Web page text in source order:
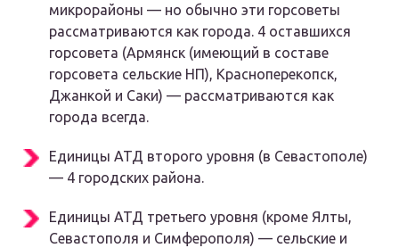
микрорайоны — но обычно эти горсоветы
рассматриваются как города. 4 оставшихся
горсовета (Армянск (имеющий в составе
горсовета сельские НП), Красноперекопск,
Джанкой и Саки) — рассматриваются как
города всегда.
Единицы АТД второго уровня (в Севастополе)
— 4 городских района.
Единицы АТД третьего уровня (кроме Ялты,
Севастополя и Симферополя) — сельские и